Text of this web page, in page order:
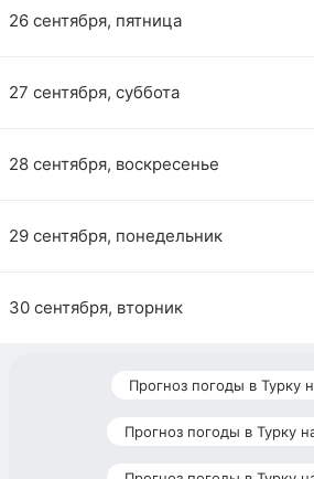
26 сентября, пятница
27 сентября, суббота
28 сентября, воскресенье
29 сентября, понедельник
30 сентября, вторник
Прогноз погоды в Турку
Прогноз погоды в Турку